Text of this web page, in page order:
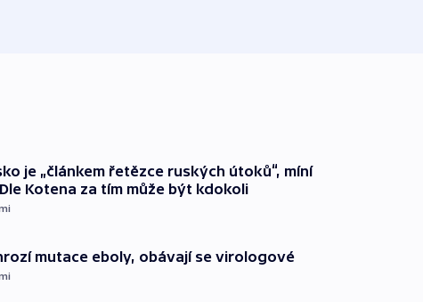
je „článkem řetězce ruských útoků“, míní
Kotena za tím může být kdokoli
mutace eboly, obávají se virologové